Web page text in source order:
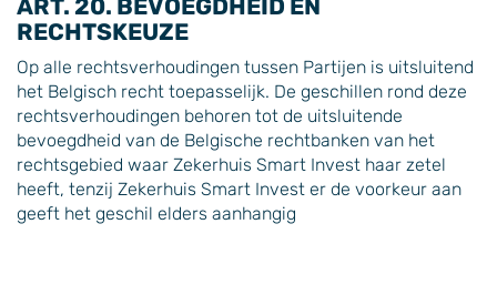
ART. 20. BEVOEGDHEID EN
RECHTSKEUZE
Op alle rechtsverhoudingen tussen Partijen is uitsluitend
het Belgisch recht toepasselijk. De geschillen rond deze
rechtsverhoudingen behoren tot de uitsluitende
bevoegdheid van de Belgische rechtbanken van het
rechtsgebied waar Zekerhuis Smart Invest haar zetel
heeft, tenzij Zekerhuis Smart Invest er de voorkeur aan
geeft het geschil elders aanhangig